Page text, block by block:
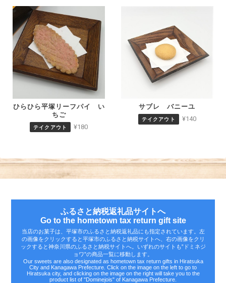
ひらひら平塚リーフパイ い
ちご
テイクアウト ¥180
サブレ バニーユ
テイクアウト ¥140
ふるさと納税返礼品サイトへ
Go to the hometown tax return gift site
当店のお菓子は、平塚市のふるさと納税返礼品にも指定されています。左
の画像をクリックすると平塚市のふるさと納税サイトへ、右の画像をクリ
ックすると神奈川県のふるさと納税サイトへ。いずれのサイトも‟ドミネジ
ョワ”の商品一覧に移動します。
Our sweets are also designated as hometown tax return gifts in Hiratsuka
City and Kanagawa Prefecture. Click on the image on the left to go to
Hiratsuka city, and clicking on the image on the right will take you to the
product list of "Dominejois" of Kanagawa Prefecture.